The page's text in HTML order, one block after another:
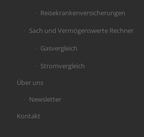
Reisekrankenversicherungen
Sach und Vermögenswerte Rechner
Gasvergleich
Stromvergleich
Über uns
Newsletter
Kontakt